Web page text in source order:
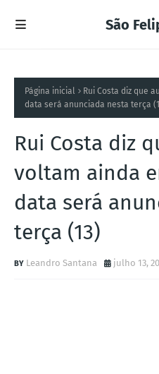
São
Página inicial
Rui Costa diz que
data será anunciada nesta terça
Rui Costa diz
voltam ainda
data será
terça (13)
Leandro Santana julho 13,